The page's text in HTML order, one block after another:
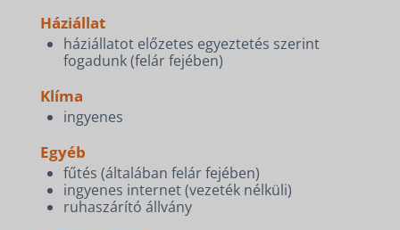
Háziállat
háziállatot előzetes egyeztetés szerint
fogadunk (felár fejében)
Klíma
ingyenes
Egyéb
fűtés (általában felár fejében)
ingyenes internet (vezeték nélküli)
ruhaszárító állvány